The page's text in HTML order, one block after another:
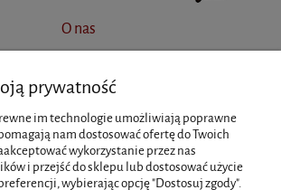
O nas
INFORMACJE
MOJE KONTO
prywatność
im technologie umożliwiają poprawne
nam dostosować ofertę do Twoich
wykorzystanie przez nas
i przejść do sklepu lub dostosować użycie
wybierając opcję "Dostosuj zgody".